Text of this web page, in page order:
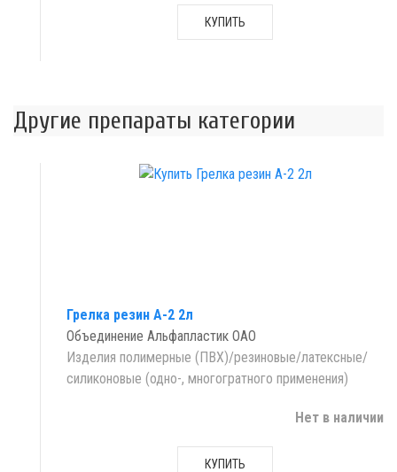
КУПИТЬ
Другие препараты категории
Грелка резин А-2 2л
Объединение Альфапластик ОАО
Изделия полимерные (ПВХ)/резиновые/латексные/
силиконовые (одно-, многогратного применения)
Нет в наличии
КУПИТЬ